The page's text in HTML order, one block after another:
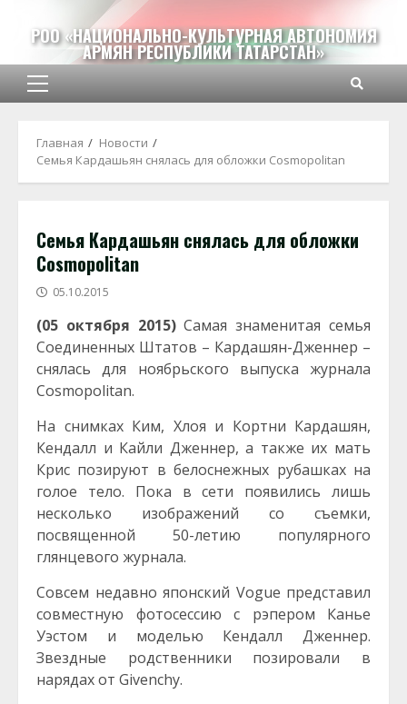
содержимому
РОО «НАЦИОНАЛЬНО-КУЛЬТУРНАЯ АВТОНОМИЯ
АРМЯН РЕСПУБЛИКИ ТАТАРСТАН»
Основное
Главная
Новости
Семья Кардашьян снялась для обложки Cosmopolitan
Семья Кардашьян снялась для обложки
Cosmopolitan
05.10.2015
(05 октября 2015)Самая знаменитая семья
Соединенных Штатов – Кардашян-Дженнер –
снялась для ноябрьского выпуска журнала
Cosmopolitan.
На снимках Ким, Хлоя и Кортни Кардашян,
Кендалл и Кайли Дженнер, а также их мать
Крис позируют в белоснежных рубашках на
голое тело. Пока в сети появились лишь
несколько изображений со съемки,
посвященной 50-летию популярного
глянцевого журнала.
Совсем недавно японский Vogue представил
совместную фотосессию с рэпером Канье
Уэстом и моделью Кендалл Дженнер.
Звездные родственники позировали в
нарядах от Givenchy.